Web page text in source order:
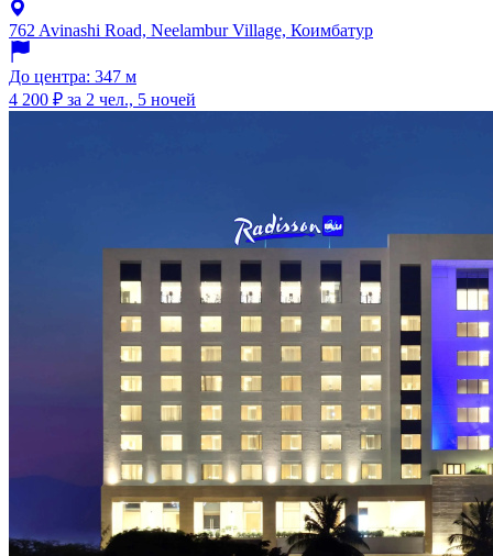
762 Avinashi Road, Neelambur Village, Коимбатур
До центра: 347 м
4 200 ₽ за 2 чел., 5 ночей